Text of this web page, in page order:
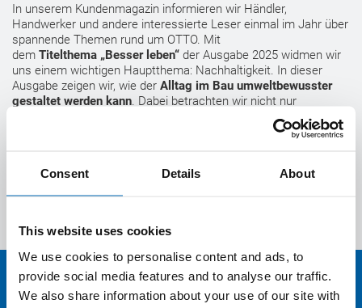
Consent Details About
This website uses cookies
We use cookies to personalise content and ads, to
provide social media features and to analyse our traffic.
We also share information about your use of our site with
In unserem Kundenmagazin informieren wir Händler,
Handwerker und andere interessierte Leser einmal im Jahr über
spannende Themen rund um OTTO. Mit
dem Titelthema „Besser leben“ der Ausgabe 2025 widmen wir
uns einem wichtigen Hauptthema: Nachhaltigkeit. In dieser
Ausgabe zeigen wir, wie der Alltag im Bau umweltbewusster
gestaltet werden kann . Dabei betrachten wir nicht nur
ökologische Aspekte, sondern auch, wie Nachhaltigkeit in den
Zur aktuellen Ausgabe
Karriere bei OTTO